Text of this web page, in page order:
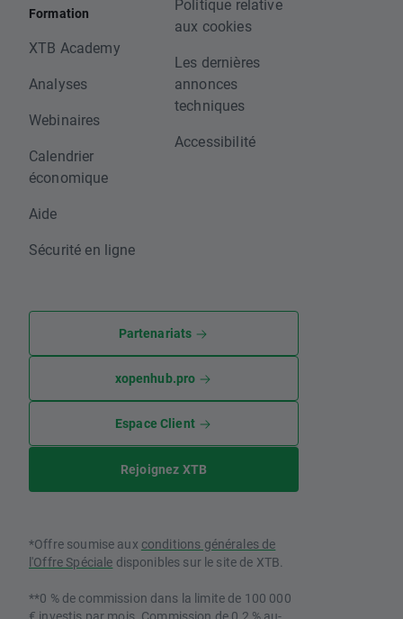
Formation
XTB Academy
Analyses
Webinaires
Calendrier
économique
Aide
Sécurité en ligne
Politique relative
aux cookies
Les dernières
annonces
techniques
Accessibilité
Partenariats
xopenhub.pro
Espace Client
Rejoignez XTB
*Offre soumise aux conditions générales de
l'Offre Spéciale disponibles sur le site de XTB.
**0 % de commission dans la limite de 100 000